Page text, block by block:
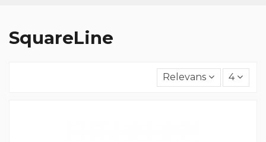
SquareLine
Relevans 4